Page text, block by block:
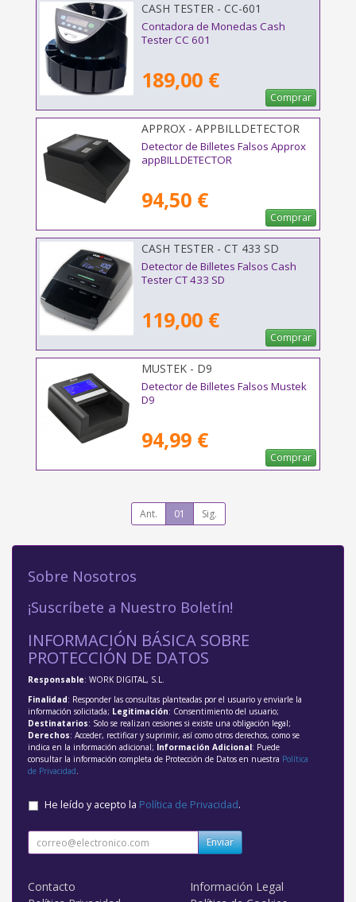
CASH TESTER - CC-601
Contadora de Monedas Cash
Tester CC 601
189,00 €
Comprar
APPROX - APPBILLDETECTOR
Detector de Billetes Falsos Approx
appBILLDETECTOR
94,50 €
Comprar
CASH TESTER - CT 433 SD
Detector de Billetes Falsos Cash
Tester CT 433 SD
119,00 €
Comprar
MUSTEK - D9
Detector de Billetes Falsos Mustek
D9
94,99 €
Comprar
Ant. 01 Sig.
Sobre Nosotros
¡Suscríbete a Nuestro Boletín!
INFORMACIÓN BÁSICA SOBRE
PROTECCIÓN DE DATOS
Responsable: WORK DIGITAL, S.L.
Finalidad: Responder las consultas planteadas por el usuario y enviarle la
información solicitada; Legitimación: Consentimiento del usuario;
Destinatarios: Solo se realizan cesiones si existe una obligación legal;
Derechos: Acceder, rectificar y suprimir, así como otros derechos, como se
indica en la información adicional; Información Adicional: Puede
consultar la información completa de Protección de Datos en nuestra Política
de Privacidad.
He leído y acepto la Política de Privacidad.
Enviar
Contacto
Información Legal